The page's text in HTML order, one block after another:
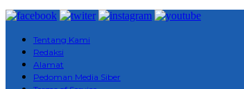
Tentang Kami
Redaksi
Alamat
Pedoman Media Siber